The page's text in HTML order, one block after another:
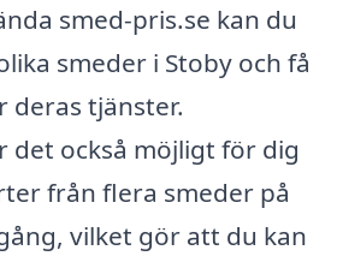
smed-pris.se kan du
smeder i Stoby och få
deras tjänster.
det också möjligt för dig
från flera smeder på
vilket gör att du kan